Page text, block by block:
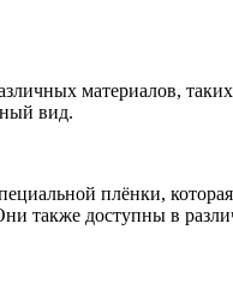
материалов,
вид.
плёнки,
также доступны в